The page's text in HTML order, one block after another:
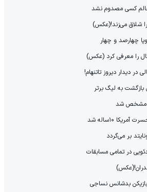
کسی مصدوم نشد
شلاق می‌زند!(عکس)
چهارصد و چهار
را معرفی کرد (عکس)
در دیدار دیروز تاتنهام!
بازگشت به لیگ برتر
مشخص شد
۱۰‌ساله شد
بر می‌گردد
در تمامی مسابقات
بدشانس نساجی